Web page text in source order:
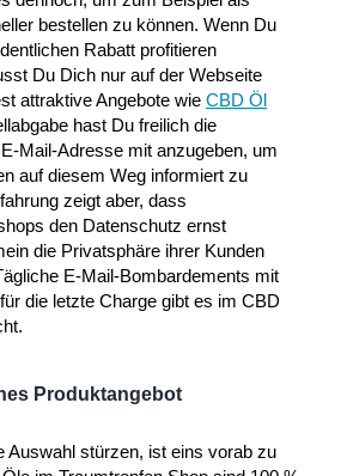
bestellen zu können. Wenn Du
Rabatt profitieren
Du Dich nur auf der Webseite
attraktive Angebote wie CBD Öl
hast Du freilich die
Mail-Adresse mit anzugeben, um
auf diesem Weg informiert zu
zeigt aber, dass
den Datenschutz ernst
die Privatsphäre ihrer Kunden
E-Mail-Bombardements mit
die letzte Charge gibt es im CBD
Produktangebot
Auswahl stürzen, ist eins vorab zu